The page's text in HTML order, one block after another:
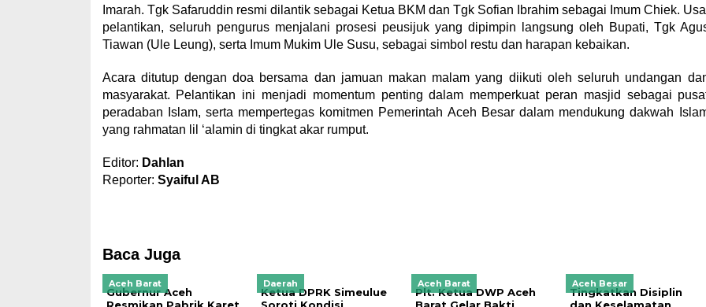
Imarah. Tgk Safaruddin resmi dilantik sebagai Ketua BKM dan Tgk Sofian Ibrahim sebagai Imum Chiek.
pelantikan, seluruh pengurus menjalani prosesi peusijuk yang dipimpin langsung oleh Bupati, Tgk
Tiawan (Ule Leung), serta Imum Mukim Ule Susu, sebagai simbol restu dan harapan kebaikan.
Acara ditutup dengan doa bersama dan jamuan makan malam yang diikuti oleh seluruh undangan
masyarakat. Pelantikan ini menjadi momentum penting dalam memperkuat peran masjid sebagai
peradaban Islam, serta mempertegas komitmen Pemerintah Aceh Besar dalam mendukung dakwah
yang rahmatan lil ‘alamin di tingkat akar rumput.
Editor: Dahlan
Reporter: Syaiful AB
Baca Juga
Aceh Barat
Gubernur Aceh
Daerah
Ketua DPRK Simeulue
Aceh Barat
Plt. Ketua DWP Aceh
Aceh Besar
Tingkatkan Disiplin